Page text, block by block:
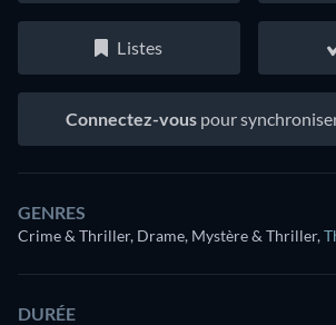
Listes
Connectez-vous pour
GENRES
Crime & Thriller, Drame, Mystère & Thriller,
DURÉE